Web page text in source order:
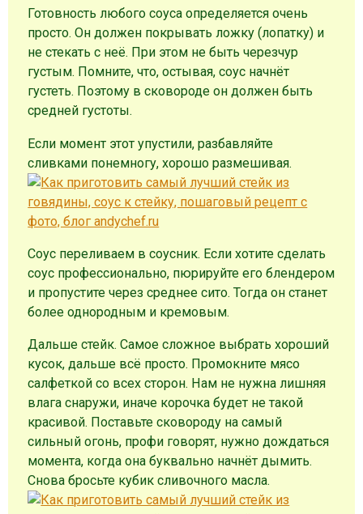
Готовность любого соуса определяется очень
просто. Он должен покрывать ложку (лопатку) и
не стекать с неё. При этом не быть черезчур
густым. Помните, что, остывая, соус начнёт
густеть. Поэтому в сковороде он должен быть
средней густоты.
Если момент этот упустили, разбавляйте
сливками понемногу, хорошо размешивая.
Соус переливаем в соусник. Если хотите сделать
соус профессионально, пюрируйте его блендером
и пропустите через среднее сито. Тогда он станет
более однородным и кремовым.
Дальше стейк. Самое сложное выбрать хороший
кусок, дальше всё просто. Промокните мясо
салфеткой со всех сторон. Нам не нужна лишняя
влага снаружи, иначе корочка будет не такой
красивой. Поставьте сковороду на самый
сильный огонь, профи говорят, нужно дождаться
момента, когда она буквально начнёт дымить.
Снова бросьте кубик сливочного масла.